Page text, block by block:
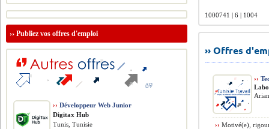
1000741 | 6 | 1004
›› Offres
››
›› Motivé(e),
››Publiez vos offres d'emploi
›› Développeur Web Junior
Digitax Hub
Tunis, Tunisie